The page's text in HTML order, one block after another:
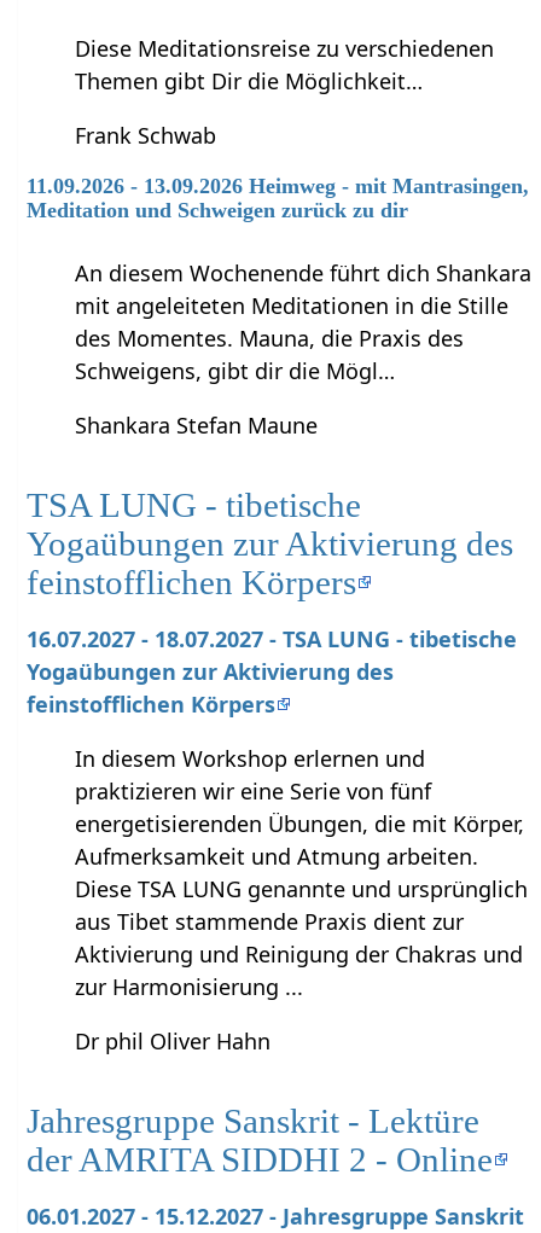
Diese Meditationsreise zu verschiedenen
Themen gibt Dir die Möglichkeit…
Frank Schwab
11.09.2026 - 13.09.2026 Heimweg - mit Mantrasingen,
Meditation und Schweigen zurück zu dir
An diesem Wochenende führt dich Shankara
mit angeleiteten Meditationen in die Stille
des Momentes. Mauna, die Praxis des
Schweigens, gibt dir die Mögl…
Shankara Stefan Maune
TSA LUNG - tibetische
Yogaübungen zur Aktivierung des
feinstofflichen Körpers
16.07.2027 - 18.07.2027 - TSA LUNG - tibetische
Yogaübungen zur Aktivierung des
feinstofflichen Körpers
In diesem Workshop erlernen und
praktizieren wir eine Serie von fünf
energetisierenden Übungen, die mit Körper,
Aufmerksamkeit und Atmung arbeiten.
Diese TSA LUNG genannte und ursprünglich
aus Tibet stammende Praxis dient zur
Aktivierung und Reinigung der Chakras und
zur Harmonisierung ...
Dr phil Oliver Hahn
Jahresgruppe Sanskrit - Lektüre
der AMRITA SIDDHI 2 - Online
06.01.2027 - 15.12.2027 - Jahresgruppe Sanskrit